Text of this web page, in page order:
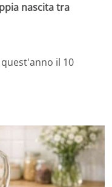
nascita tra
il 10